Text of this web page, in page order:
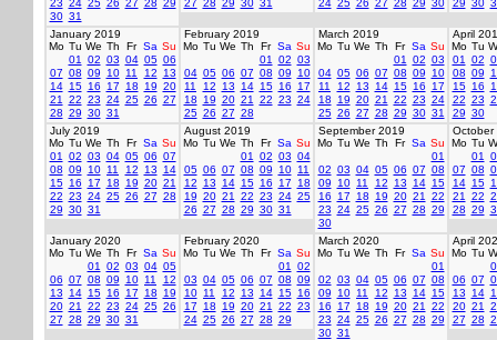
23 24 25 26 27 28 29
30 31
27 28 29 30 31 24 25 26 27 28 29 30 29 30
January 2019
Mo Tu We Th Fr Sa Su
01
02 03 04 05 06
07 08 09 10 11 12
13
14 15 16 17 18 19 20
21
22 23 24 25 26 27
28 29 30 31
February 2019
Mo Tu We Th Fr Sa Su
01
02 03
04 05 06 07 08 09
10
11
12 13 14 15 16
17
18
19 20 21 22 23 24
25 26 27 28
March 2019
Mo Tu We Th Fr Sa Su
01
02 03
04 05 06 07 08 09
10
11
12 13 14 15 16
17
18
19 20 21 22 23 24
25 26 27 28 29 30 31
April
Mo Tu
01
02
08 09
15 16
22 23
29 30
July 2019
Mo Tu We Th Fr Sa Su
01
02 03 04 05 06 07
08 09 10 11 12 13
14
15 16 17 18 19 20 21
22 23 24 25 26 27 28
29 30 31
August 2019
Mo Tu We Th Fr Sa Su
01
02 03 04
05 06 07 08 09 10 11
12
13 14 15 16 17
18
19 20 21 22 23 24 25
26 27 28 29 30 31
September 2019
Mo Tu We Th Fr Sa Su
01
02 03 04 05 06 07 08
09
10 11 12 13 14 15
16
17 18 19 20 21
22
23 24 25 26 27 28 29
30
October
Mo Tu
01
07 08
14 15
21
22
28 29
January 2020
Mo Tu We Th Fr Sa Su
01
02 03 04 05
06 07 08 09 10 11
12
13
14 15 16 17 18
19
20 21 22 23 24 25 26
27 28 29 30 31
February 2020
Mo Tu We Th Fr Sa Su
01
02
03 04 05 06 07 08 09
10 11 12 13 14 15 16
17
18 19 20 21 22 23
24 25 26 27 28 29
March 2020
Mo Tu We Th Fr Sa Su
01
02 03 04 05 06 07 08
09
10 11 12 13 14 15
16
17 18 19 20 21
22
23 24 25 26 27 28 29
30 31
April
Mo Tu
06 07
13
14
20 21
27 28